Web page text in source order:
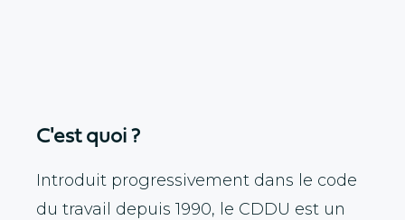
C'est quoi ?
Introduit progressivement dans le code
du travail depuis 1990, le CDDU est un